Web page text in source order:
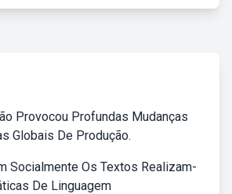
Provocou Profundas Mudanças
Globais De Produção.
Socialmente Os Textos Realizam-
De Linguagem